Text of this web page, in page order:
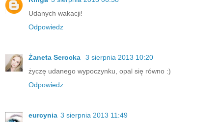
Udanych wakacji!
Odpowiedz
Żaneta Serocka
3 sierpnia 2013 10:20
życzę udanego wypoczynku, opal się równo :)
Odpowiedz
eurcynia 3 sierpnia 2013 11:49